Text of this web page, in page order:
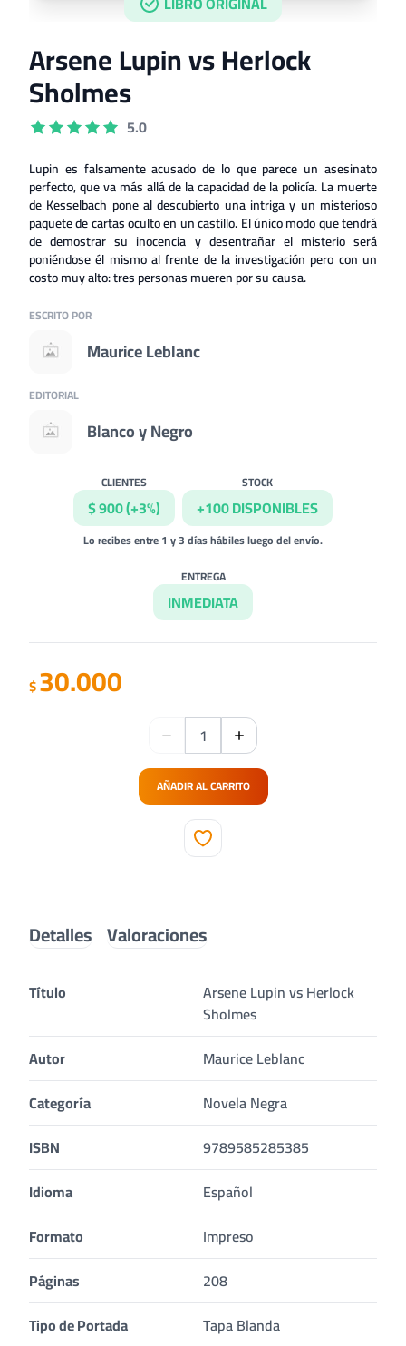
Arsene Lupin vs Herlock
Sholmes
5.0
Lupin es falsamente acusado de lo que parece un asesinato
perfecto, que va más allá de la capacidad de la policía. La muerte
de Kesselbach pone al descubierto una intriga y un misterioso
paquete de cartas oculto en un castillo. El único modo que tendrá
de demostrar su inocencia y desentrañar el misterio será
poniéndose él mismo al frente de la investigación pero con un
costo muy alto: tres personas mueren por su causa.
ESCRITO POR
Maurice Leblanc
EDITORIAL
Blanco y Negro
CLIENTES
$ 900 (+3%)
STOCK
+100 DISPONIBLES
Lo recibes entre 1 y 3 días hábiles luego del envío.
ENTREGA
INMEDIATA
$30.000
AÑADIR AL CARRITO
Detalles Valoraciones
Título
Arsene Lupin vs Herlock
Sholmes
Autor
Maurice Leblanc
Categoría
Novela Negra
ISBN
9789585285385
Idioma
Español
Formato
Impreso
Páginas
208
Tipo de Portada
Tapa Blanda